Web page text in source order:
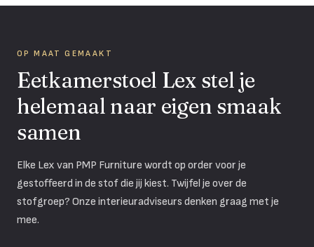
OP MAAT GEMAAKT
Eetkamerstoel Lex stel je
helemaal naar eigen smaak
samen
Elke Lex van PMP Furniture wordt op order voor je
gestoffeerd in de stof die jij kiest. Twijfel je over de
stofgroep? Onze interieuradviseurs denken graag met je
mee.